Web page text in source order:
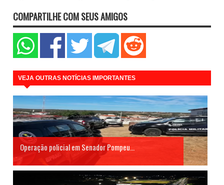
COMPARTILHE COM SEUS AMIGOS
VEJA OUTRAS NOTÍCIAS IMPORTANTES
Operação policial em Senador Pompeu...